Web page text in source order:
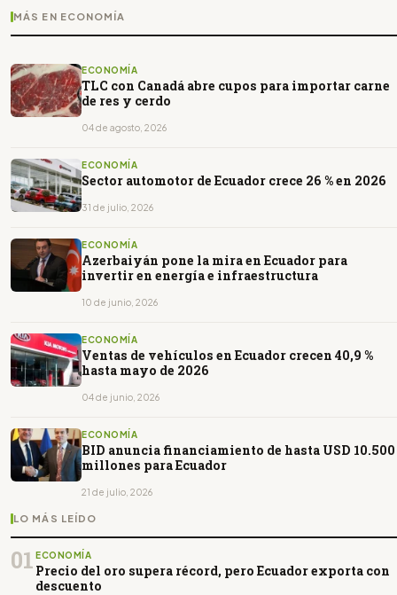
MÁS EN ECONOMÍA
ECONOMÍA
TLC con Canadá abre cupos para importar carne
de res y cerdo
04 de agosto, 2026
ECONOMÍA
Sector automotor de Ecuador crece 26 % en 2026
31 de julio, 2026
ECONOMÍA
Azerbaiyán pone la mira en Ecuador para
invertir en energía e infraestructura
10 de junio, 2026
ECONOMÍA
Ventas de vehículos en Ecuador crecen 40,9 %
hasta mayo de 2026
04 de junio, 2026
ECONOMÍA
BID anuncia financiamiento de hasta USD 10.500
millones para Ecuador
21 de julio, 2026
LO MÁS LEÍDO
01 ECONOMÍA
Precio del oro supera récord, pero Ecuador exporta con
descuento